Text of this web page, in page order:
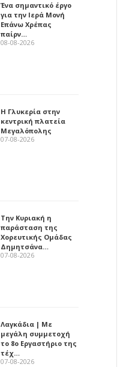
Ένα σημαντικό έργο
για την Ιερά Μονή
Επάνω Χρέπας
παίρν…
08-08-2026
Η Γλυκερία στην
κεντρική πλατεία
Μεγαλόπολης
07-08-2026
Την Κυριακή η
παράσταση της
Χορευτικής Ομάδας
Δημητσάνα…
07-08-2026
Λαγκάδια | Με
μεγάλη συμμετοχή
το 8ο Εργαστήριο της
τέχ…
07-08-2026